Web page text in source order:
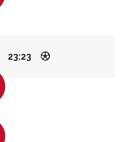
23:23